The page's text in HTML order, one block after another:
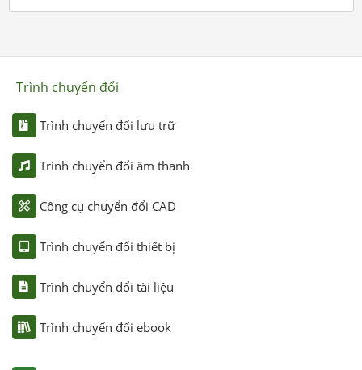
Trình chuyển đổi
Trình chuyển đổi lưu trữ
Trình chuyển đổi âm thanh
Công cụ chuyển đổi CAD
Trình chuyển đổi thiết bị
Trình chuyển đổi tài liệu
Trình chuyển đổi ebook